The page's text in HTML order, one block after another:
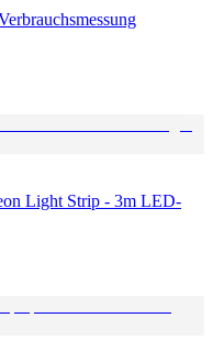
Light Strip - 3m LED-